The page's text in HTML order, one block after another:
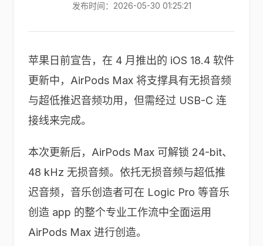
发布时间：2026-05-30 01:25:21
苹果日前宣告，在 4 月推出的 iOS 18.4 软件
更新中，AirPods Max 将支撑具有无损音频
与超低推迟音频功用，但需经过 USB-C 连
接线来完成。
本次更新后，AirPods Max 可解锁 24-bit、
48 kHz 无损音频。依托无损音频与超低推
迟音频，音乐创造者可在 Logic Pro 等音乐
创造 app 的整个专业工作流中全面运用
AirPods Max 进行创造。